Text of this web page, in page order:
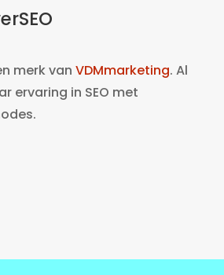
merk van VDMmarketing. Al
ervaring in SEO met